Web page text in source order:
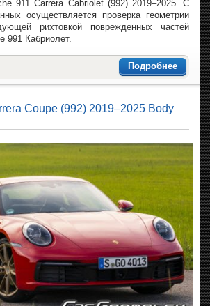
911 Carrera Cabriolet (992) 2019–2025. С
осуществляется проверка геометрии
рихтовкой поврежденных частей
991 Кабриолет.
Подробнее
Coupe (992) 2019–2025 Body